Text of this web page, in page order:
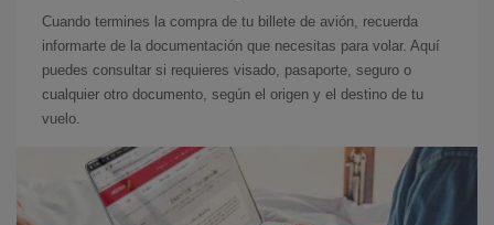
Cuando termines la compra de tu billete de avión, recuerda
informarte de la documentación que necesitas para volar. Aquí
puedes consultar si requieres visado, pasaporte, seguro o
cualquier otro documento, según el origen y el destino de tu
vuelo.